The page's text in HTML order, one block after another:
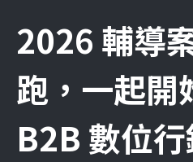
2026 輔導
跑，一起開
B2B 數位行